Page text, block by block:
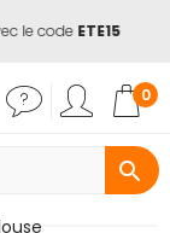
le codeETE15
0